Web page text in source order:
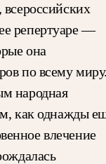
всероссийских
репертуаре —
она
по всему
народная
как однажды
влечение